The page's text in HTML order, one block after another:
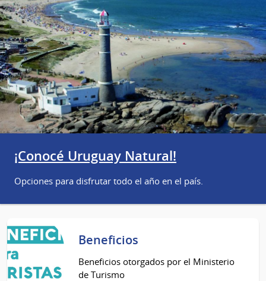
¡Conocé Uruguay Natural!
Opciones para disfrutar todo el año en el país.
Beneficios
Beneficios otorgados por el Ministerio
de Turismo